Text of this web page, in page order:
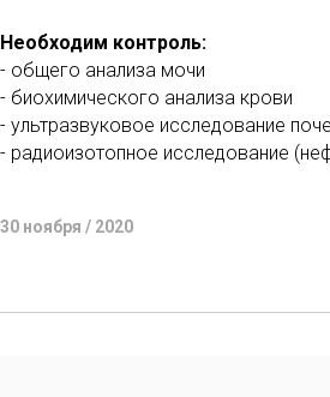
Необходим контроль:
- общего анализа мочи
- биохимического анализа крови
- ультразвуковое исследование
- радиоизотопное исследование
30 ноября / 2020